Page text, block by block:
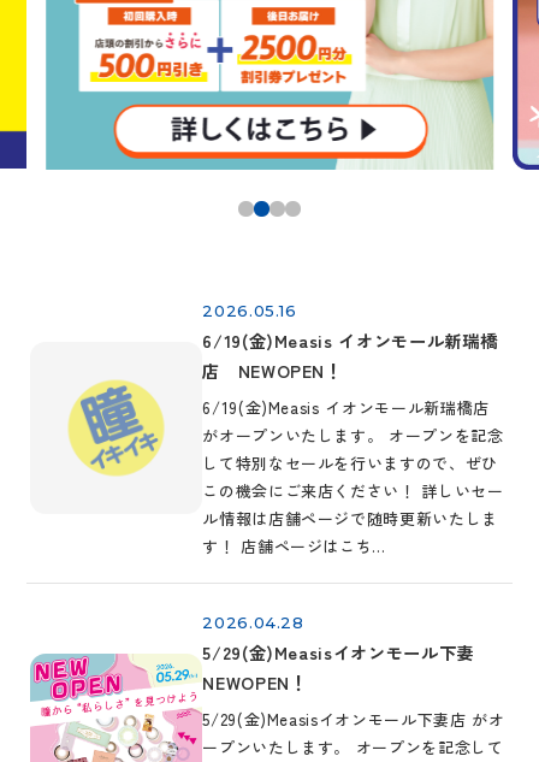
2026.05.16
6/19(金)Measis イオンモール新瑞橋
店 NEWOPEN！
6/19(金)Measis イオンモール新瑞橋店
がオープンいたします。 オープンを記念
して特別なセールを行いますので、ぜひ
この機会にご来店ください！ 詳しいセー
ル情報は店舗ページで随時更新いたしま
す！ 店舗ページはこち…
2026.04.28
5/29(金)Measisイオンモール下妻
NEWOPEN！
5/29(金)Measisイオンモール下妻店 がオ
ープンいたします。 オープンを記念して